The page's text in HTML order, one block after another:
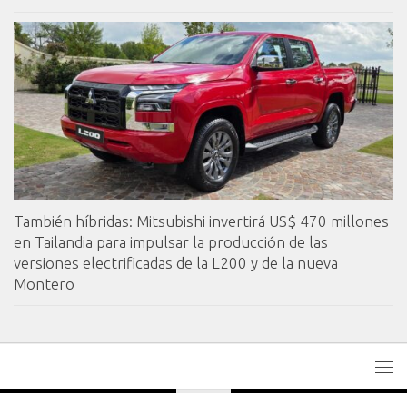
También híbridas: Mitsubishi invertirá US$ 470 millones
en Tailandia para impulsar la producción de las
versiones electrificadas de la L200 y de la nueva
Montero